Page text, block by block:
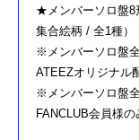
★メンバーソロ盤8
集合絵柄 / 全1種）
※メンバーソロ盤
ATEEZオリジナル
※メンバーソロ盤
FANCLUB会員様の